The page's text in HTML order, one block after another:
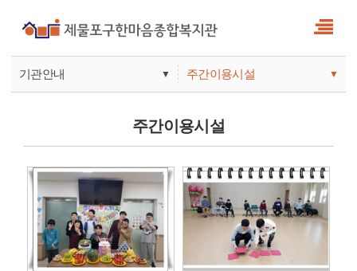
기관안내 ▼
기관안내
주간이용시설 ▼
주간보호
주간이용시설